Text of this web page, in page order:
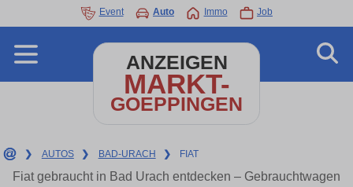
Event Auto Immo Job
ANZEIGEN
MARKT-
GOEPPINGEN
❯ AUTOS ❯ BAD-URACH ❯ FIAT
Fiat gebraucht in Bad Urach entdecken – Gebrauchtwagen